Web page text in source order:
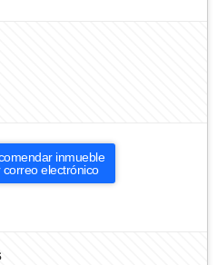
inmueble
correo electrónico